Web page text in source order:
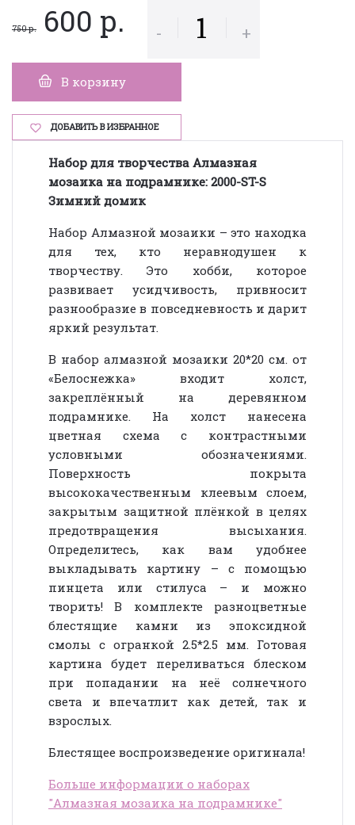
750 р. 600 р. - +
В корзину
ДОБАВИТЬ В ИЗБРАННОЕ
Набор для творчества Алмазная
мозаика на подрамнике: 2000-ST-S
Зимний домик
Набор Алмазной мозаики – это находка
для тех, кто неравнодушен к
творчеству. Это хобби, которое
развивает усидчивость, привносит
разнообразие в повседневность и дарит
яркий результат.
В набор алмазной мозаики 20*20 см. от
«Белоснежка» входит холст,
закреплённый на деревянном
подрамнике. На холст нанесена
цветная схема с контрастными
условными обозначениями.
Поверхность покрыта
высококачественным клеевым слоем,
закрытым защитной плёнкой в целях
предотвращения высыхания.
Определитесь, как вам удобнее
выкладывать картину – с помощью
пинцета или стилуса – и можно
творить! В комплекте разноцветные
блестящие камни из эпоксидной
смолы с огранкой 2.5*2.5 мм. Готовая
картина будет переливаться блеском
при попадании на неё солнечного
света и впечатлит как детей, так и
взрослых.
Блестящее воспроизведение оригинала!
Больше информации о наборах
"Алмазная мозаика на подрамнике"